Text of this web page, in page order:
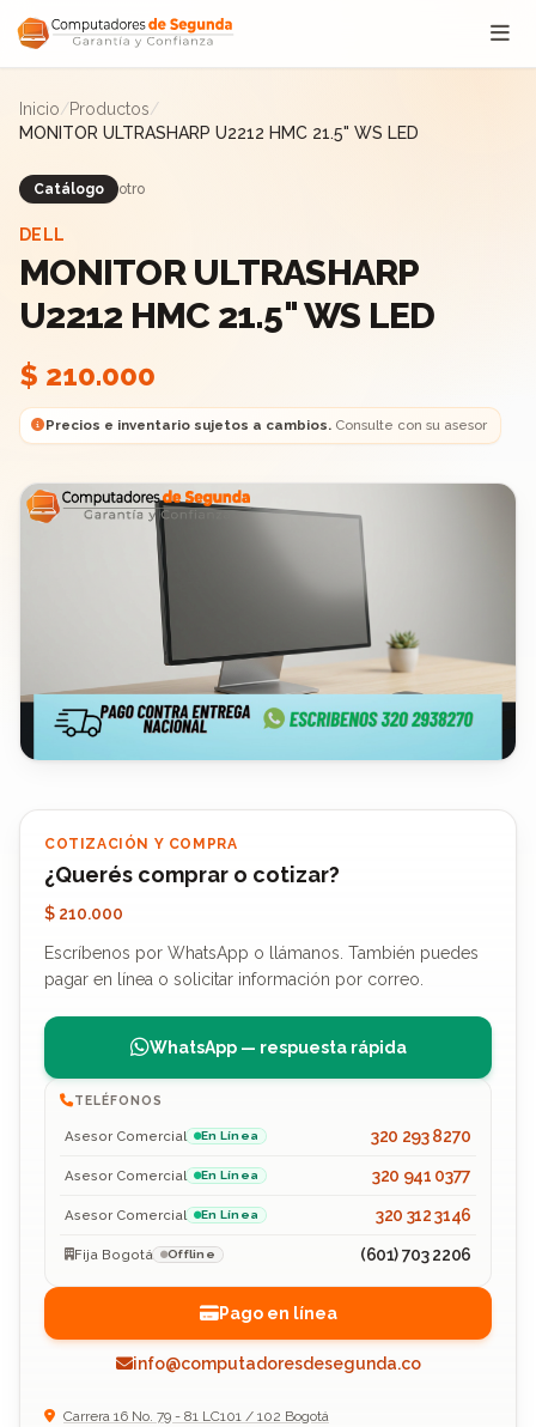
Saltar al contenido
Inicio/Productos/
MONITOR ULTRASHARP U2212 HMC 21.5" WS LED
Catálogo otro
DELL
MONITOR ULTRASHARP
U2212 HMC 21.5" WS LED
$ 210.000
Precios e inventario sujetos a cambios.Consulte con su asesor
COTIZACIÓN Y COMPRA
¿Querés comprar o cotizar?
$ 210.000
Escríbenos por WhatsApp o llámanos. También puedes
pagar en línea o solicitar información por correo.
WhatsApp — respuesta rápida
TELÉFONOS
Asesor Comercial En Línea 320 293 8270
Asesor Comercial En Línea 320 941 0377
Asesor Comercial En Línea 320 312 3146
Fija Bogotá Offline (601) 703 2206
Pago en línea
info@computadoresdesegunda.co
Carrera 16 No. 79 - 81 LC101 / 102 Bogotá